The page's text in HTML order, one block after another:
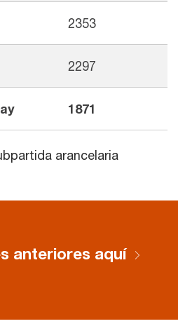
2353
2297
1871
arancelaria
anteriores aquí